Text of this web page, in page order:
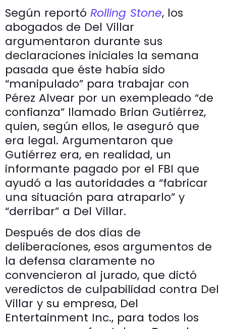
Según reportó Rolling Stone, los
abogados de Del Villar
argumentaron durante sus
declaraciones iniciales la semana
pasada que éste había sido
“manipulado” para trabajar con
Pérez Alvear por un exempleado “de
confianza” llamado Brian Gutiérrez,
quien, según ellos, le aseguró que
era legal. Argumentaron que
Gutiérrez era, en realidad, un
informante pagado por el FBI que
ayudó a las autoridades a “fabricar
una situación para atraparlo” y
“derribar” a Del Villar.
Después de dos días de
deliberaciones, esos argumentos de
la defensa claramente no
convencieron al jurado, que dictó
veredictos de culpabilidad contra Del
Villar y su empresa, Del
Entertainment Inc., para todos los